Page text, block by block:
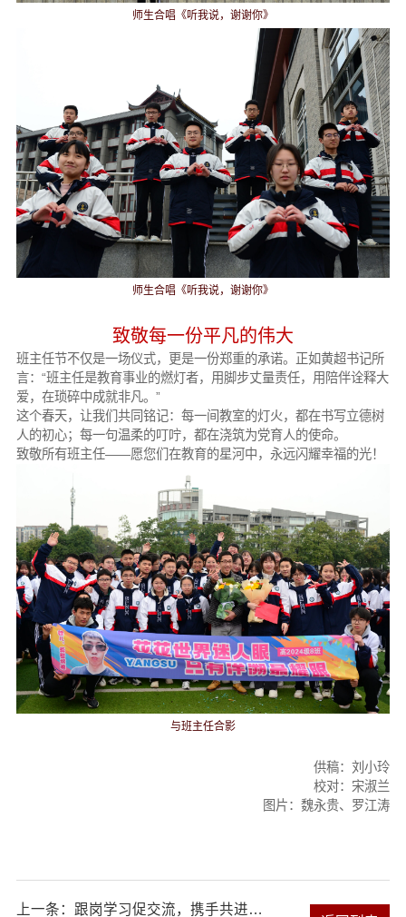
师生合唱《听我说，谢谢你》
师生合唱《听我说，谢谢你》
致敬每一份平凡的伟大
班主任节不仅是一场仪式，更是一份郑重的承诺。正如黄超书记所
言：“班主任是教育事业的燃灯者，用脚步丈量责任，用陪伴诠释大
爱，在琐碎中成就非凡。”
这个春天，让我们共同铭记：每一间教室的灯火，都在书写立德树
人的初心；每一句温柔的叮咛，都在浇筑为党育人的使命。
致敬所有班主任——愿您们在教育的星河中，永远闪耀幸福的光！
与班主任合影
供稿：刘小玲
校对：宋淑兰
图片：魏永贵、罗江涛
上一条：
跟岗学习促交流，携手共进育英才